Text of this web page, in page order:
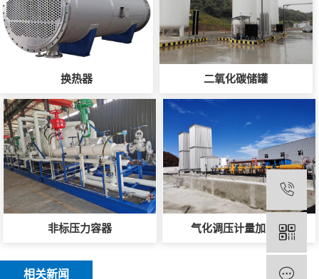
换热器 二氧化碳储罐
非标压力容器 气化调压计量加臭撬
相关新闻